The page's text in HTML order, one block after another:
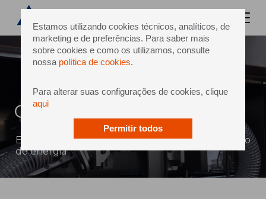
Estamos utilizando cookies técnicos, analíticos, de
marketing e de preferências. Para saber mais
sobre cookies e como os utilizamos, consulte
nossa política de cookies.
Para alterar suas configurações de cookies, clique
aqui
Permitir todos
Gebo OptiDry
Eficiência de secagem otimizada e baixo consumo
de energia